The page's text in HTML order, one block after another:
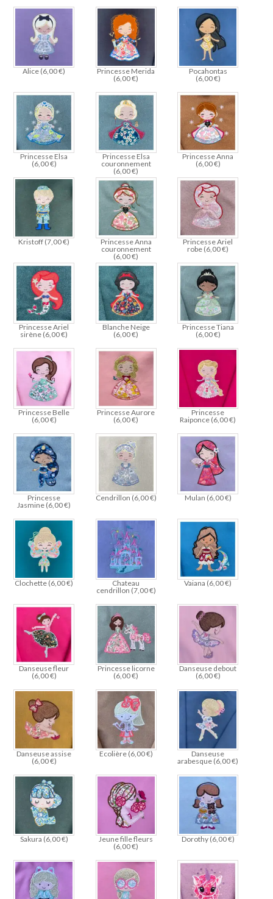
Alice (6,00€)
Princesse Merida
(6,00€)
Pocahontas
(6,00€)
Princesse Elsa
(6,00€)
Princesse Elsa
couronnement
(6,00€)
Princesse Anna
(6,00€)
Kristoff (7,00€)
Princesse Anna
couronnement
(6,00€)
Princesse Ariel
robe (6,00€)
Princesse Ariel
sirène (6,00€)
Blanche Neige
(6,00€)
Princesse Tiana
(6,00€)
Princesse Belle
(6,00€)
Princesse Aurore
(6,00€)
Princesse
Raiponce (6,00€)
Princesse
Jasmine (6,00€)
Cendrillon (6,00€) Mulan (6,00€)
Clochette (6,00€)
Chateau
cendrillon (7,00€)
Vaiana (6,00€)
Danseuse fleur
(6,00€)
Princesse licorne
(6,00€)
Danseuse debout
(6,00€)
Danseuse assise
(6,00€)
Ecolière (6,00€)
Danseuse
arabesque (6,00€)
Sakura (6,00€)
Jeune fille fleurs
(6,00€)
Dorothy (6,00€)